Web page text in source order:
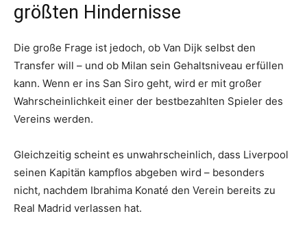
größten Hindernisse
Die große Frage ist jedoch, ob Van Dijk selbst den
Transfer will – und ob Milan sein Gehaltsniveau erfüllen
kann. Wenn er ins San Siro geht, wird er mit großer
Wahrscheinlichkeit einer der bestbezahlten Spieler des
Vereins werden.
Gleichzeitig scheint es unwahrscheinlich, dass Liverpool
seinen Kapitän kampflos abgeben wird – besonders
nicht, nachdem Ibrahima Konaté den Verein bereits zu
Real Madrid verlassen hat.